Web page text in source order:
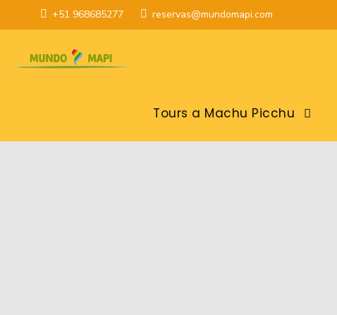
+51 968685277 reservas@mundomapi.com
Tours a Machu Picchu